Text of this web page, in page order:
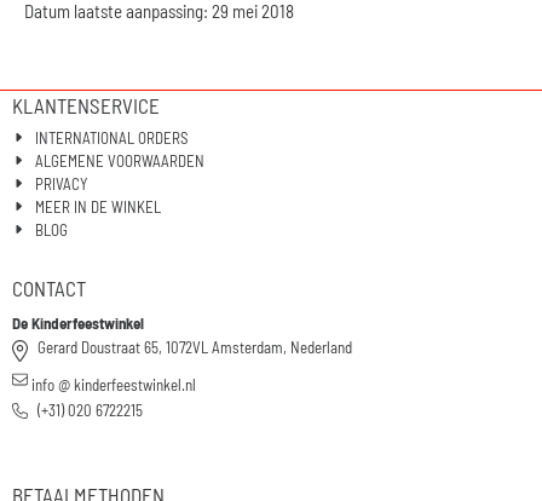
Datum laatste aanpassing: 29 mei 2018
KLANTENSERVICE
INTERNATIONAL ORDERS
ALGEMENE VOORWAARDEN
PRIVACY
MEER IN DE WINKEL
BLOG
CONTACT
De Kinderfeestwinkel
Gerard Doustraat 65, 1072VL Amsterdam, Nederland
info @ kinderfeestwinkel.nl
(+31) 020 6722215
BETAALMETHODEN